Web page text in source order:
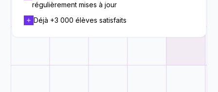
régulièrement mises à jour
Déjà +3 000 élèves satisfaits